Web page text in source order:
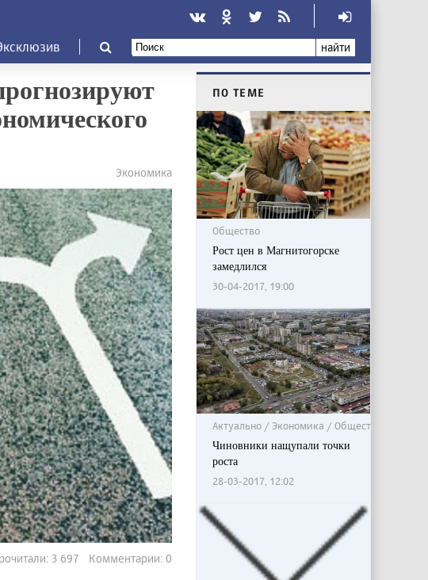
найти
Экономика
3 697 Комментарии: 0
ПО ТЕМЕ
Общество
Рост цен в Магнитогорске
замедлился
30-04-2017, 19:00
Актуально / Экономика / Общество
Чиновники нащупали точки
роста
28-03-2017, 12:02